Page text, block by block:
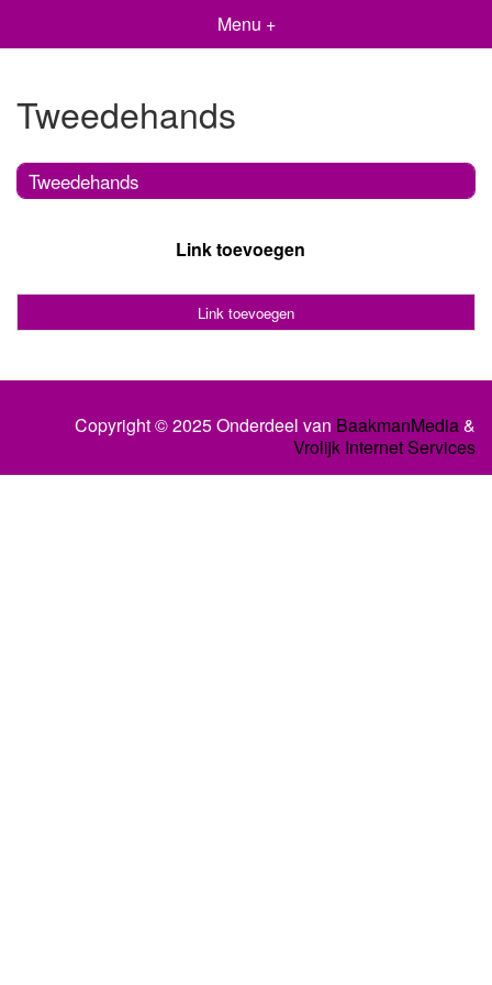
Menu +
Tweedehands
Tweedehands
Link toevoegen
Link toevoegen
Copyright © 2025 Onderdeel van BaakmanMedia&
Vrolijk Internet Services